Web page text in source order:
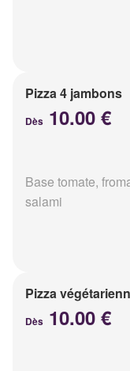
Pizza 4 jambons
Dès 10.00 €
Base tomate,
salami
Pizza
Dès 10.00 €